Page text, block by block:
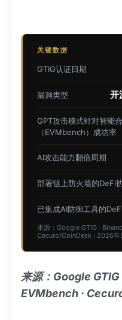
关键数据
GTIG认证日期
漏洞类型 开
GPT攻击模式针对智能
（EVMbench）成功率
AI攻击能力翻倍周期
部署链上防火墙的DeFi
已集成AI防御工具的
来源：Google GTIG ·
Cecuro/CoinDesk · 2026年
来源：Google
EVMbench ·